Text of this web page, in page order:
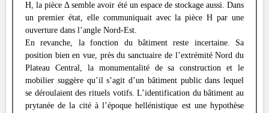
H, la pièce Δ semble avoir été un espace de stockage aussi. Dans
un premier état, elle communiquait avec la pièce H par une
ouverture dans l’angle Nord-Est.
En revanche, la fonction du bâtiment reste incertaine. Sa
position bien en vue, près du sanctuaire de l’extrémité Nord du
Plateau Central, la monumentalité de sa construction et le
mobilier suggère qu’il s’agit d’un bâtiment public dans lequel
se déroulaient des rituels votifs. L’identification du bâtiment au
prytanée de la cité à l’époque hellénistique est une hypothèse